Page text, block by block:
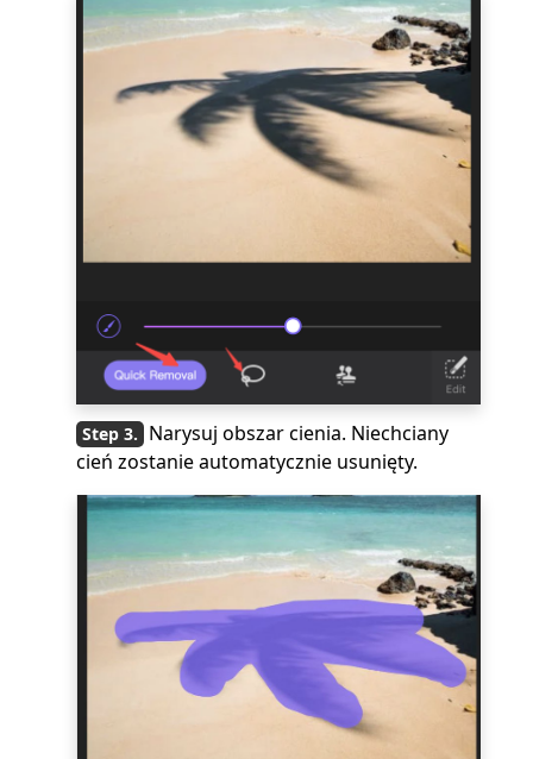
Narysuj obszar cienia. Niechciany
cień zostanie automatycznie usunięty.